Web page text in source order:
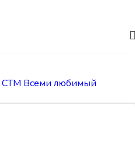
CТМ Всеми любимый